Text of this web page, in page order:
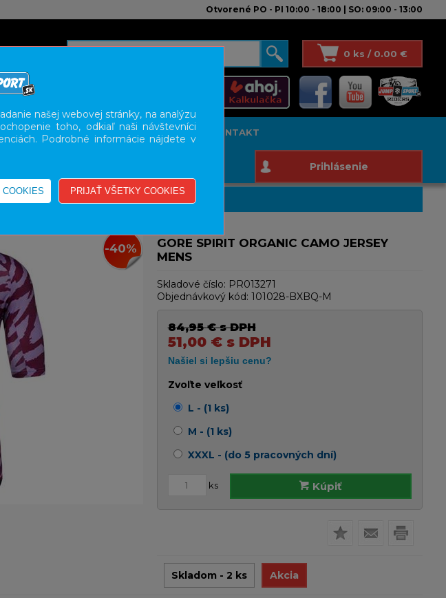
Otvorené PO - PI 10:00 - 18:00 | SO: 09:00 - 13:00
0 ks / 0.00 €
BODY GEOMETRY FIT STUDIO KONTAKT
Prihlásenie
-40%
GORE SPIRIT ORGANIC CAMO JERSEY
MENS
Skladové číslo: PR013271
Objednávkový kód: 101028-BXBQ-M
84,95 €s DPH
51,00 €s DPH
Zvoľte veľkosť
L - (1 ks)
M - (1 ks)
XXXL - (do 5 pracovných dní)
ks Kúpiť
Skladom - 2 ks Akcia
našej webovej stránky, na analýzu
toho, odkiaľ naši návštevníci
Podrobné informácie nájdete v